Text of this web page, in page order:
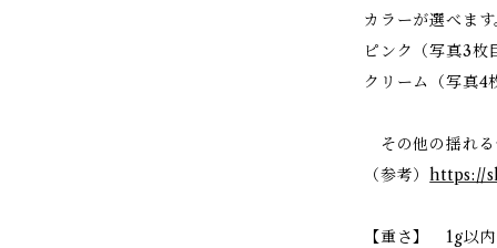
カラーが選べま
ピンク（写真3枚
クリーム（写真4
その他の揺れ
（参考）https://
【重さ】 1g以内